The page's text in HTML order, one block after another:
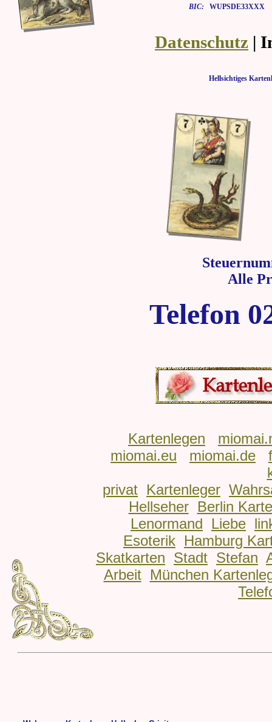
BIC: WUPSDE33XXX
Datenschutz |
Hellsichtiges
Alle
Telefon
Kartenlegen
miomai.eu
miomai.de
privat Kartenleger
Hellseher
Berlin
Lenormand
Liebe
Esoterik Hamburg
Skatkarten Stadt Stefan
Arbeit
München